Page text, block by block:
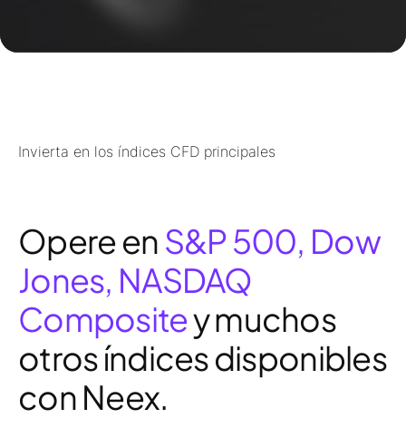
Invierta en los índices CFD principales
Opere en S&P 500, Dow
Jones, NASDAQ
Compositey muchos
otros índices disponibles
con Neex.